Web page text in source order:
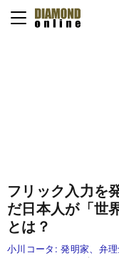
フリック入力を
だ日本人が「世
とは？
小川コータ:発明家、弁